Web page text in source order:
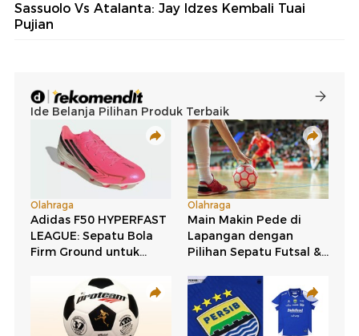
Sassuolo Vs Atalanta: Jay Idzes Kembali Tuai
Pujian